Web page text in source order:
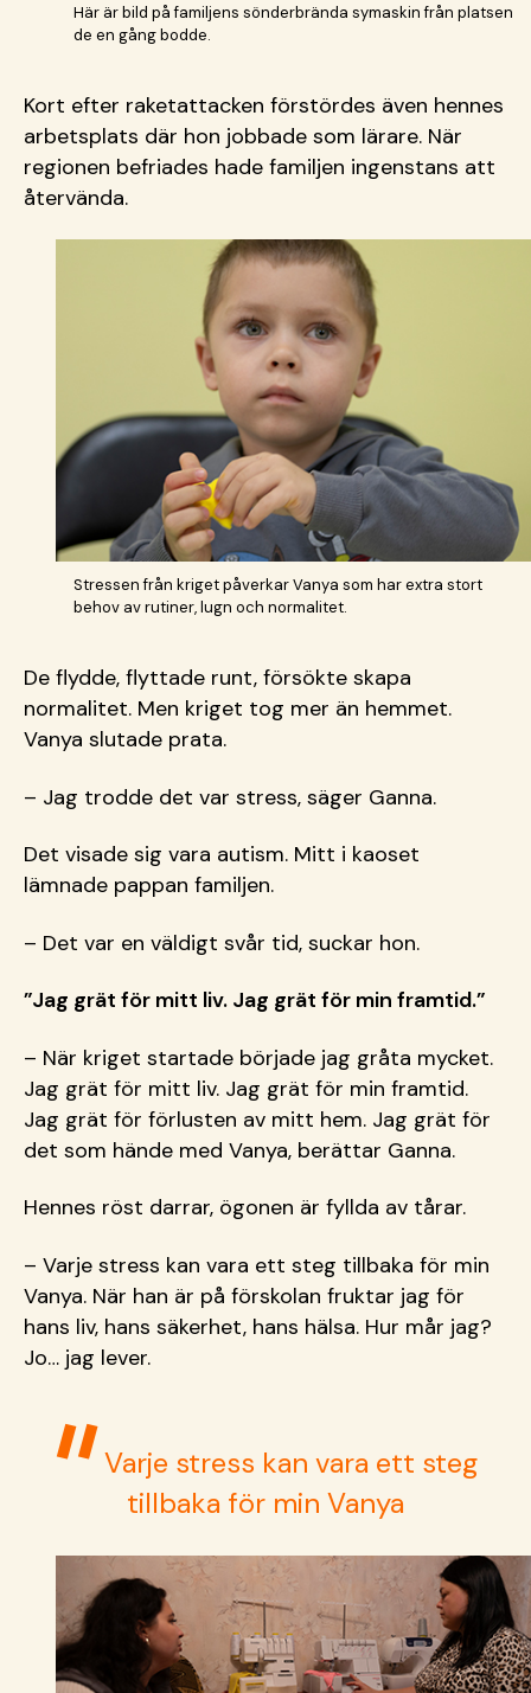
Här är bild på familjens sönderbrända symaskin från platsen
de en gång bodde.
Kort efter raketattacken förstördes även hennes
arbetsplats där hon jobbade som lärare. När
regionen befriades hade familjen ingenstans att
återvända.
Stressen från kriget påverkar Vanya som har extra stort
behov av rutiner, lugn och normalitet.
De flydde, flyttade runt, försökte skapa
normalitet. Men kriget tog mer än hemmet.
Vanya slutade prata.
– Jag trodde det var stress, säger Ganna.
Det visade sig vara autism. Mitt i kaoset
lämnade pappan familjen.
– Det var en väldigt svår tid, suckar hon.
”Jag grät för mitt liv. Jag grät för min framtid.”
– När kriget startade började jag gråta mycket.
Jag grät för mitt liv. Jag grät för min framtid.
Jag grät för förlusten av mitt hem. Jag grät för
det som hände med Vanya, berättar Ganna.
Hennes röst darrar, ögonen är fyllda av tårar.
– Varje stress kan vara ett steg tillbaka för min
Vanya. När han är på förskolan fruktar jag för
hans liv, hans säkerhet, hans hälsa. Hur mår jag?
Jo… jag lever.
Varje stress kan vara ett steg
tillbaka för min Vanya